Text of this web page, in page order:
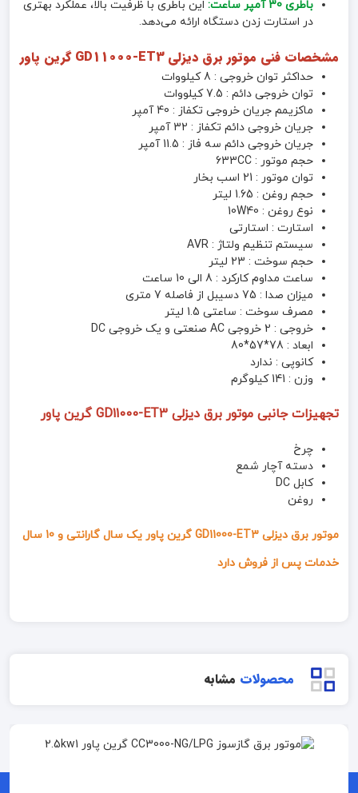
باطری 30 آمپر ساعت:
این باطری با ظرفیت بالا، عملکرد بهتری
در استارت زدن دستگاه ارائه می‌دهد.
مشخصات فنی موتور برق دیزلی GD11000-ET3 گرین پاور
حداکثر توان خروجی : 8 کیلووات
توان خروجی دائم : 7.5 کیلووات
ماکزیمم جریان خروجی تکفاز : 40 آمپر
جریان خروجی دائم تکفاز : 32 آمپر
جریان خروجی دائم سه فاز : 11.5 آمپر
حجم موتور : 633CC
توان موتور : 21 اسب بخار
حجم روغن : 1.65 لیتر
نوع روغن : 10W40
استارت : استارتی
سیستم تنظیم ولتاژ : AVR
حجم سوخت : 23 لیتر
ساعت مداوم کارکرد : 8 الی 10 ساعت
میزان صدا : 75 دسیبل از فاصله 7 متری
مصرف سوخت : ساعتی 1.5 لیتر
خروجی : 2 خروجی AC صنعتی و یک خروجی DC
ابعاد : 78*57*80
کانوپی : ندارد
وزن : 141 کیلوگرم
تجهیزات جانبی موتور برق دیزلی GD11000-ET3 گرین پاور
چرخ
دسته آچار شمع
کابل DC
روغن
موتور برق دیزلی GD11000-ET3 گرین پاور یک سال گارانتی و 10 سال
خدمات پس از فروش دارد
محصولات مشابه